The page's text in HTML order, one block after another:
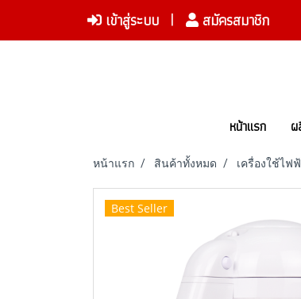
เข้าสู่ระบบ สมัครสมาชิก
หน้าแรก
หน้าแรก สินค้าทั้งหมด เครื่องใช้ไฟ
Best Seller